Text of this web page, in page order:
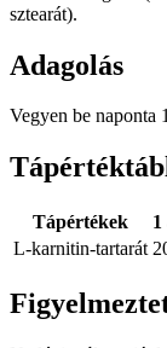
sztearát).
Adagolás
Vegyen be naponta
Tápértékek
1
L-karnitin-tartarát